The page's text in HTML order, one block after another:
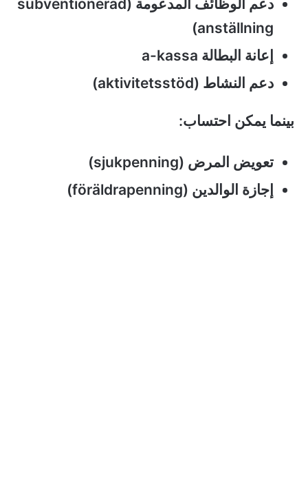
دعم الوظائف المدعومة (subventionerad
anställning)
إعانة البطالة a-kassa
دعم النشاط (aktivitetsstöd)
بينما يمكن احتساب:
تعويض المرض (sjukpenning)
إجازة الوالدين (föräldrapenning)